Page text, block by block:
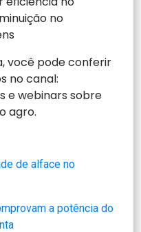
no
você pode conferir
no canal:
e webinars sobre
agro.
de alface no
a potência do